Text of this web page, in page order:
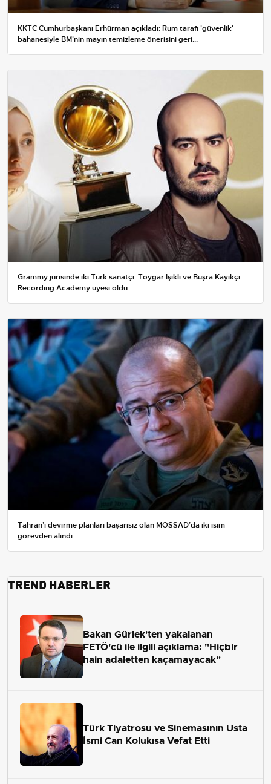
KKTC Cumhurbaşkanı Erhürman açıkladı: Rum tarafı 'güvenlik'
bahanesiyle BM'nin mayın temizleme önerisini geri...
Grammy jürisinde iki Türk sanatçı: Toygar Işıklı ve Büşra Kayıkçı
Recording Academy üyesi oldu
Tahran’ı devirme planları başarısız olan MOSSAD’da iki isim
görevden alındı
TREND HABERLER
Bakan Gürlek'ten yakalanan
FETÖ'cü ile ilgili açıklama: "Hiçbir
hain adaletten kaçamayacak"
Türk Tiyatrosu ve Sinemasının Usta
İsmi Can Kolukısa Vefat Etti